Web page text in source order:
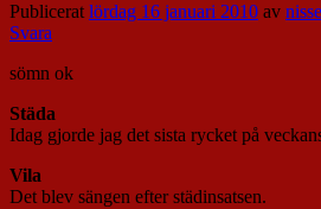
Publicerat lördag 16 januari 2010 av nisse
Svara
sömn ok
Städa
Idag gjorde jag det sista rycket på
Vila
Det blev sängen efter städinsatsen.